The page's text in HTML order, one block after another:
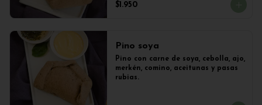
$1.950
Pino soya
Pino con carne de soya, cebolla, ajo,
merkén, comino, aceitunas y pasas
rubias.